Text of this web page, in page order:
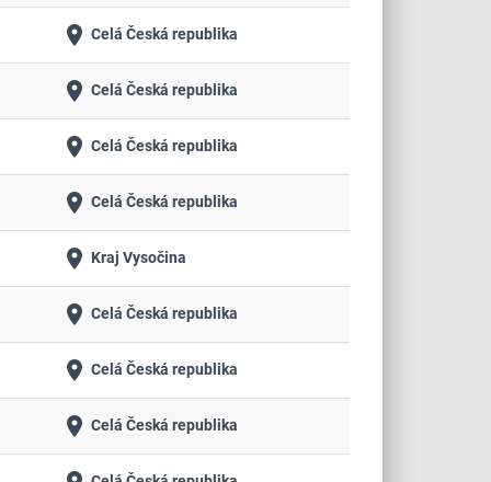
place Celá Česká republika
place Celá Česká republika
place Celá Česká republika
place Celá Česká republika
place Kraj Vysočina
place Celá Česká republika
place Celá Česká republika
place Celá Česká republika